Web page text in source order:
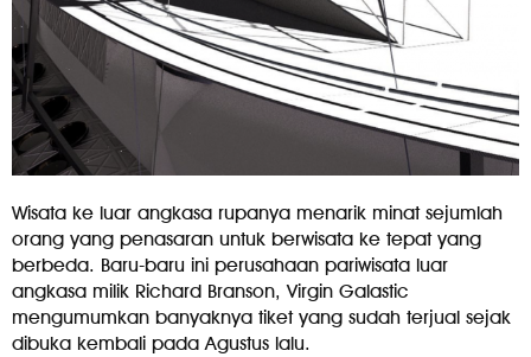
Wisata ke luar angkasa rupanya menarik minat sejumlah
orang yang penasaran untuk berwisata ke tepat yang
berbeda. Baru-baru ini perusahaan pariwisata luar
angkasa milik Richard Branson, Virgin Galastic
mengumumkan banyaknya tiket yang sudah terjual sejak
dibuka kembali pada Agustus lalu.